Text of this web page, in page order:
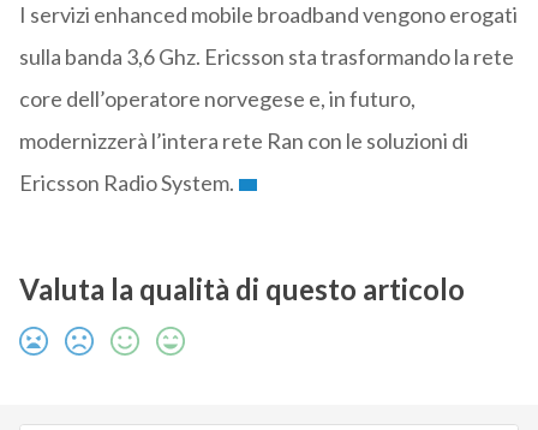
I servizi enhanced mobile broadband vengono erogati
sulla banda 3,6 Ghz. Ericsson sta trasformando la rete
core dell’operatore norvegese e, in futuro,
modernizzerà l’intera rete Ran con le soluzioni di
Ericsson Radio System.
Valuta la qualità di questo articolo